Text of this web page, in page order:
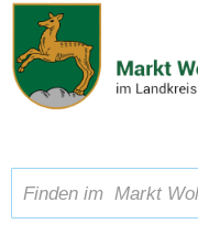
Zum Inhalt,zur Navigation
Schriftgröße A A A